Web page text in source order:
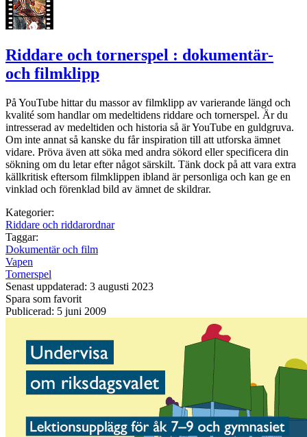
Riddare och tornerspel : dokumentär-
och filmklipp
På YouTube hittar du massor av filmklipp av varierande längd och
kvalité som handlar om medeltidens riddare och tornerspel. Är du
intresserad av medeltiden och historia så är YouTube en guldgruva.
Om inte annat så kanske du får inspiration till att utforska ämnet
vidare. Pröva även att söka med andra sökord eller specificera din
sökning om du letar efter något särskilt. Tänk dock på att vara extra
källkritisk eftersom filmklippen ibland är personliga och kan ge en
vinklad och förenklad bild av ämnet de skildrar.
Kategorier:
Riddare och riddarordnar
Taggar:
Dokumentär och film
Vapen
Tornerspel
Senast uppdaterad: 3 augusti 2023
Spara som favorit
Publicerad: 5 juni 2009